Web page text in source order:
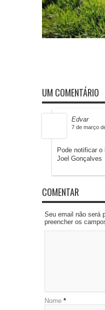
UM COMENTÁRIO
Edvar
7 de março
Pode notificar o
Joel Gonçalves
COMENTAR
Seu email não será
preencher os
Nome *